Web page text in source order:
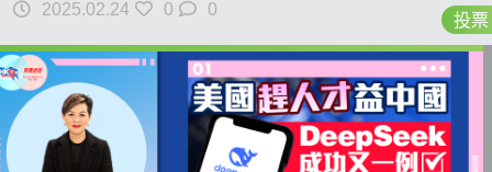
投票
2025.02.24 0 0